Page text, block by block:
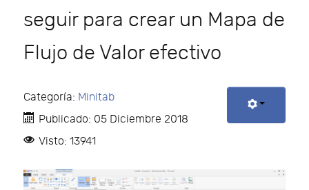
seguir para crear un Mapa de
Flujo de Valor efectivo
Categoría: Minitab
Publicado: 05 Diciembre 2018
Visto: 13941